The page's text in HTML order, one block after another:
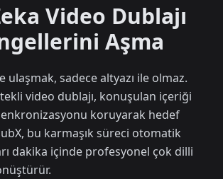
Video Dublajı
Aşma
ulaşmak, sadece altyazı ile olmaz.
video dublajı, konuşulan içeriği
koruyarak hedef
bu karmaşık süreci otomatik
dakika içinde profesyonel çok dilli